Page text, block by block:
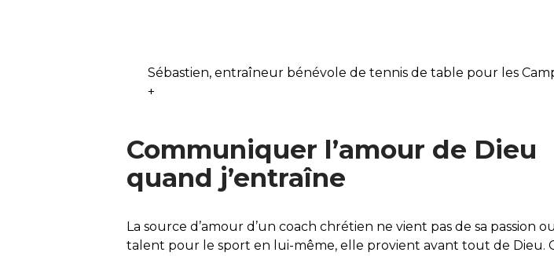
Sébastien, entraîneur bénévole de tennis de table pour les
+
Communiquer l’amour de Dieu
quand j’entraîne
La source d’amour d’un coach chrétien ne vient pas de sa passion
talent pour le sport en lui-même, elle provient avant tout de Dieu.